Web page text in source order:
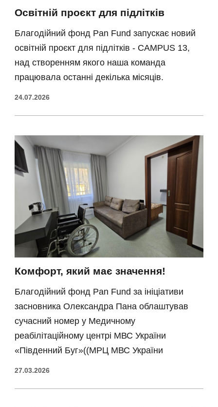
Освітній проєкт для підлітків
Благодійний фонд Pan Fund запускає новий
освітній проєкт для підлітків - CAMPUS 13,
над створенням якого наша команда
працювала останні декілька місяців.
24.07.2026
Комфорт, який має значення!
Благодійний фонд Pan Fund за ініціативи
засновника Олександра Пана облаштував
сучасний номер у Медичному
реабілітаційному центрі МВС України
«Південний Буг»((МРЦ МВС України
27.03.2026